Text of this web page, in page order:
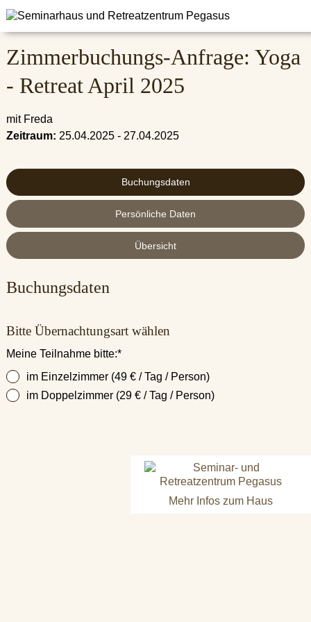
Zimmerbuchungs-Anfrage: Yoga
- Retreat April 2025
mit Freda
Zeitraum: 25.04.2025 - 27.04.2025
Buchungsdaten
Persönliche Daten
Übersicht
Buchungsdaten
Bitte Übernachtungsart wählen
Pflichtfeld
Meine Teilnahme bitte:*
im Einzelzimmer (49 € / Tag / Person)
im Doppelzimmer (29 € / Tag / Person)
Mehr Infos zum Haus